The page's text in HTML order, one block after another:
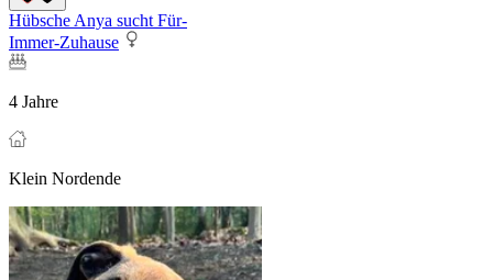
Hübsche Anya sucht Für-
Immer-Zuhause
4 Jahre
Klein Nordende